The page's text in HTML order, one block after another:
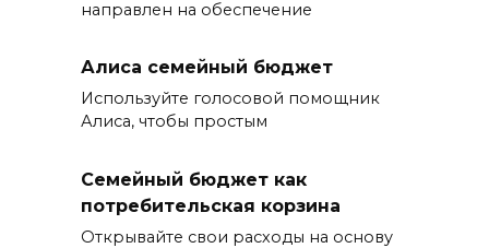
направлен на обеспечение
Алиса семейный бюджет
Используйте голосовой помощник
Алиса, чтобы простым
Семейный бюджет как
потребительская корзина
Открывайте свои расходы на основу